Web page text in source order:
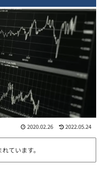
2020.02.26 2022.05.24
ています。